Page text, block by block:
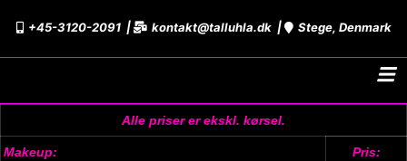
content
+45-3120-2091 kontakt@talluhla.dk Stege, Denmark
Alle priser er ekskl. kørsel.
Makeup: Pris: